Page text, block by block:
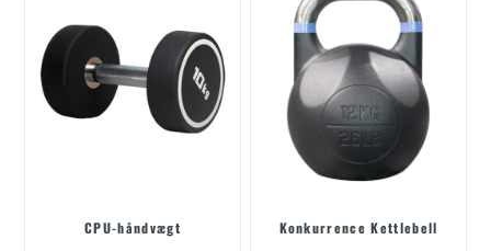
CPU-håndvægt Konkurrence Kettlebell